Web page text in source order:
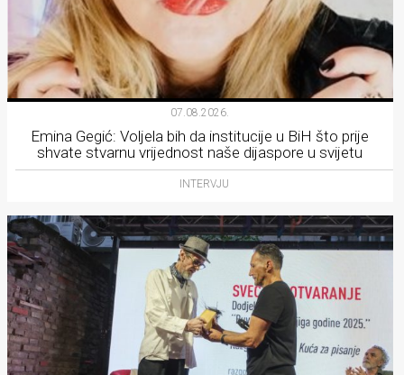
07.08.2026.
Emina Gegić: Voljela bih da institucije u BiH što prije
shvate stvarnu vrijednost naše dijaspore u svijetu
INTERVJU